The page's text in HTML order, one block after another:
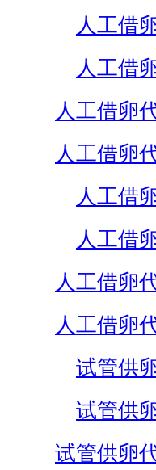
人工借
人工借
人工借卵
人工借卵
人工借
人工借
人工借卵
人工借卵
试管供
试管供
试管供卵